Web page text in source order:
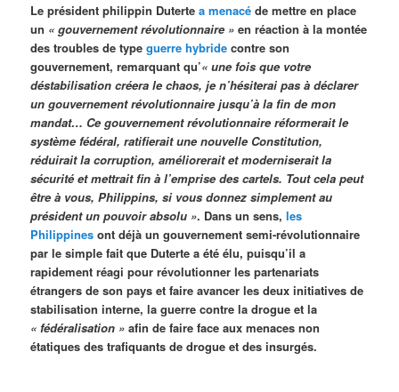
Le président philippin Dutertea menacé de mettre en place
un « gouvernement révolutionnaire » en réaction à la montée
des troubles de typeguerre hybride contre son
gouvernement, remarquant qu’« une fois que votre
déstabilisation créera le chaos, je n’hésiterai pas à déclarer
un gouvernement révolutionnaire jusqu’à la fin de mon
mandat… Ce gouvernement révolutionnaire réformerait le
système fédéral, ratifierait une nouvelle Constitution,
réduirait la corruption, améliorerait et moderniserait la
sécurité et mettrait fin à l’emprise des cartels. Tout cela peut
être à vous, Philippins, si vous donnez simplement au
président un pouvoir absolu ». Dans un sens,les
Philippines ont déjà un gouvernement semi-révolutionnaire
par le simple fait que Duterte a été élu, puisqu’il a
rapidement réagi pour révolutionner les partenariats
étrangers de son pays et faire avancer les deux initiatives de
stabilisation interne, la guerre contre la drogue et la
« fédéralisation » afin de faire face aux menaces non
étatiques des trafiquants de drogue et des insurgés.